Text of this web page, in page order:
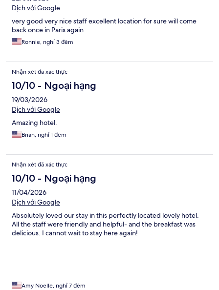
Dịch với Google
very good very nice staff excellent location for sure will come
back once in Paris again
Ronnie, nghỉ 3 đêm
Nhận xét đã xác thực
10/10 - Ngoại hạng
19/03/2026
Dịch với Google
Amazing hotel.
Brian, nghỉ 1 đêm
Nhận xét đã xác thực
10/10 - Ngoại hạng
11/04/2026
Dịch với Google
Absolutely loved our stay in this perfectly located lovely hotel.
All the staff were friendly and helpful- and the breakfast was
delicious. I cannot wait to stay here again!
Amy Noelle, nghỉ 7 đêm